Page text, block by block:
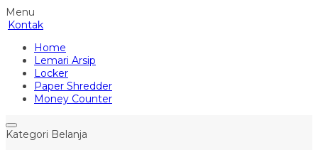
Menu
Kontak
Home
Lemari Arsip
Locker
Paper Shredder
Money Counter
Kategori Belanja